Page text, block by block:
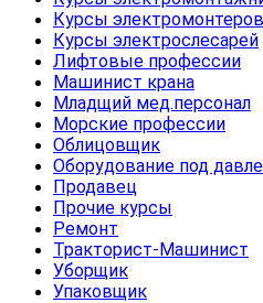
Курсы электромонтеров
Курсы электрослесарей
Лифтовые профессии
Машинист крана
Младщий мед.персонал
Морские профессии
Облицовщик
Оборудование под
Продавец
Прочие курсы
Ремонт
Тракторист-Машинист
Уборщик
Упаковщик